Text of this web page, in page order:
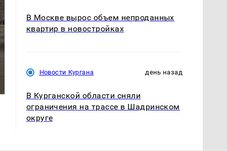
Как выглядит место
крушение вертолета на
готовую еду из
В Москве вырос объем непроданных
квартир в новостройках
Новости Кургана день назад
В Курганской области сняли
ограничения на трассе в Шадринском
округе